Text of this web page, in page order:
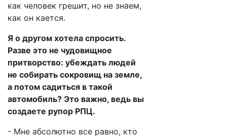
как человек грешит, но не знаем,
как он кается.
Я о другом хотела спросить.
Разве это не чудовищное
притворство: убеждать людей
не собирать сокровищ на земле,
а потом садиться в такой
автомобиль? Это важно, ведь вы
создаете рупор РПЦ.
- Мне абсолютно все равно, кто